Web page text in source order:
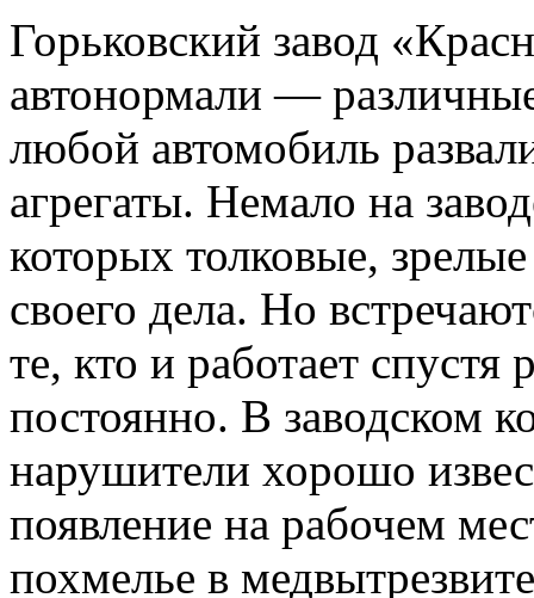
Горьковский завод
автонормали —
любой автомобиль
агрегаты. Немало на
которых толковые,
своего дела. Но
те, кто и работает
постоянно. В заводском
нарушители хорошо
появление на рабочем
похмелье в